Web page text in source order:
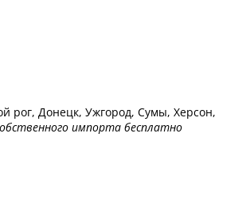
рог, Донецк, Ужгород, Сумы, Херсон,
импорта бесплатно